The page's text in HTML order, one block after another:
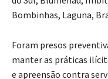
Bombinhas, Laguna,
Foram presos
manter as práticas
e apreensão contra